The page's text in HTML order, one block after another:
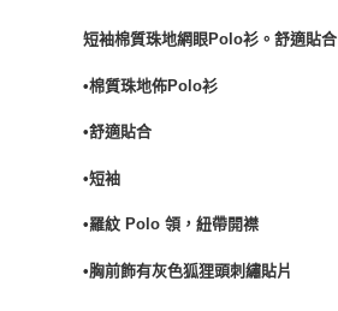
短袖棉質珠地網眼Polo衫。舒適貼合
•棉質珠地佈Polo衫
•舒適貼合
•短袖
•羅紋 Polo 領，紐帶開襟
•胸前飾有灰色狐狸頭刺繡貼片